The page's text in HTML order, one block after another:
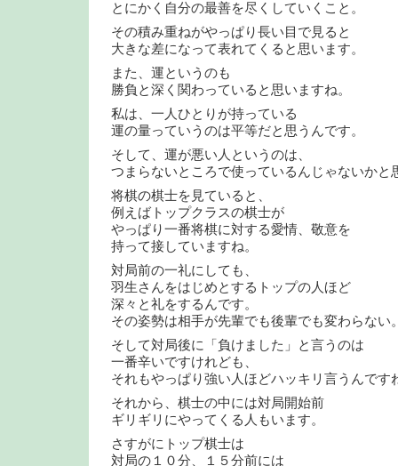
とにかく自分の最善を尽くしていくこと。
その積み重ねがやっぱり長い目で見ると
大きな差になって表れてくると思います。
また、運というのも
勝負と深く関わっていると思いますね。
私は、一人ひとりが持っている
運の量っていうのは平等だと思うんです。
そして、運が悪い人というのは、
つまらないところで使っているんじゃないかと
将棋の棋士を見ていると、
例えばトップクラスの棋士が
やっぱり一番将棋に対する愛情、敬意を
持って接していますね。
対局前の一礼にしても、
羽生さんをはじめとするトップの人ほど
深々と礼をするんです。
その姿勢は相手が先輩でも後輩でも変わらない
そして対局後に「負けました」と言うのは
一番辛いですけれども、
それもやっぱり強い人ほどハッキリ言うんです
それから、棋士の中には対局開始前
ギリギリにやってくる人もいます。
さすがにトップ棋士は
対局の１０分、１５分前には